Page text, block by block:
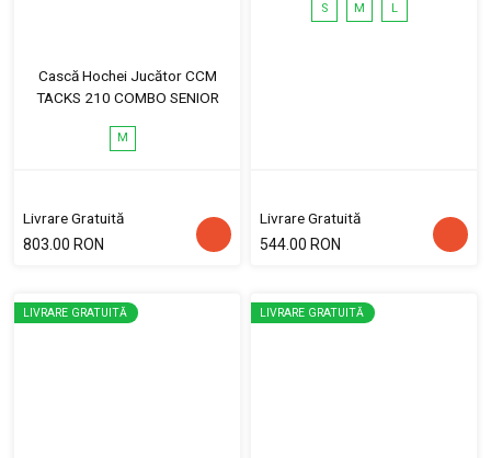
Cască Hochei Jucător CCM
TACKS 210 COMBO SENIOR
M
Livrare Gratuită
803.00 RON
S M L
Livrare Gratuită
544.00 RON
LIVRARE GRATUITĂ LIVRARE GRATUITĂ